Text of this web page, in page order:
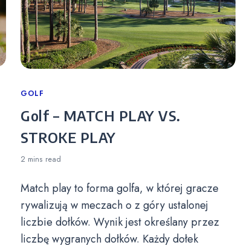
Categories
GOLF
Golf – MATCH PLAY VS.
STROKE PLAY
2 mins read
Match play to forma golfa, w której gracze
rywalizują w meczach o z góry ustalonej
liczbie dołków. Wynik jest określany przez
liczbę wygranych dołków. Każdy dołek